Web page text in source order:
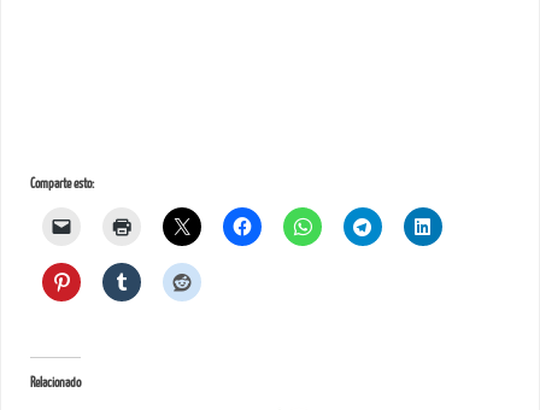
Comparte esto:
Relacionado